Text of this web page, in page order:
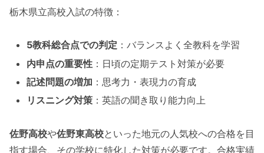
栃木県立高校入試の特徴：
5教科総合点での判定 ：バランスよく全教科を学習
内申点の重要性 ：日頃の定期テスト対策が必要
記述問題の増加 ：思考力・表現力の育成
リスニング対策 ：英語の聞き取り能力向上
佐野高校や佐野東高校といった地元の人気校への合格を目
指す場合、その学校に特化した対策が必要です。合格実績